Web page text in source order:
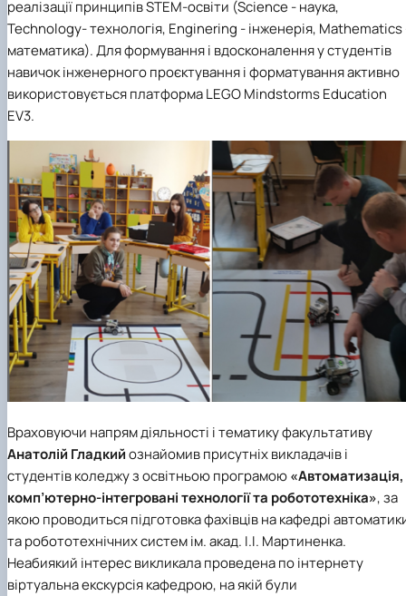
реалізації принципів STEM-освіти (Science - наука,
Technology- технологія, Enginering - інженерія, Mathematics
математика). Для формування і вдосконалення у студентів
навичок інженерного проєктування і форматування активно
використовується платформа LEGO Mindstorms Education
EV3.
Враховуючи напрям діяльності і тематику факультативу
Анатолій Гладкийознайомив присутніх викладачів і
студентів коледжу зосвітньою програмою«Автоматизація,
комп’ютерно-інтегровані технології та робототехніка», за
якою проводиться підготовка фахівців накафедрі
та робототехнічних систем ім. акад. І.І. Мартиненка.
Неабиякий інтерес викликала проведена по інтернету
віртуальна екскурсія кафедрою, на якій були